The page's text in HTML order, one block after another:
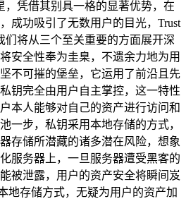
，凭借其别具一格的显著优势，在
成功吸引了无数用户的目光，Trust
们将从三个至关重要的方面展开深
安全性奉为圭臬，不遗余力地为用
不可摧的堡垒，它运用了前沿且先
钥完全由用户自主掌控，这一特性
本人能够对自己的资产进行访问和
一步，私钥采用本地存储的方式，
存储所潜藏的诸多潜在风险，想象
服务器上，一旦服务器遭受黑客的
被泄露，用户的资产安全将瞬间岌
地存储方式，无疑为用户的资产加